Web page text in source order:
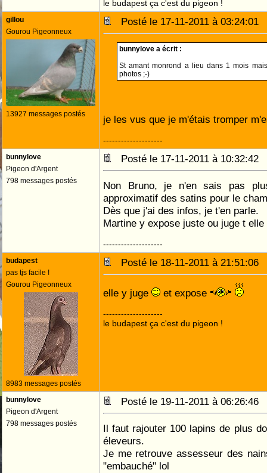
le budapest ça c'est du pigeon !
gillou
Gourou Pigeonneux
13927 messages postés
Posté le 17-11-2011 à 03:24:01
bunnylove a écrit :
St amant monrond a lieu dans 1 mois
photos ;-)
je les vus que je m'étais tromper
--------------------
bunnylove
Pigeon d'Argent
798 messages postés
Posté le 17-11-2011 à 10:32:42
Non Bruno, je n'en sais pas
approximatif des satins pour le
Dès que j'ai des infos, je t'en parle.
Martine y expose juste ou juge t elle
--------------------
budapest
pas tjs facile !
Gourou Pigeonneux
8983 messages postés
Posté le 18-11-2011 à 21:51:06
elle y juge et expose
--------------------
le budapest ça c'est du pigeon !
bunnylove
Pigeon d'Argent
798 messages postés
Posté le 19-11-2011 à 06:26:46
Il faut rajouter 100 lapins de plus
éleveurs.
Je me retrouve assesseur des
"embauché" lol